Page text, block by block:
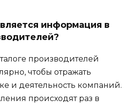
информация в
производителей
чтобы отражать
и деятельность компаний.
происходят раз в